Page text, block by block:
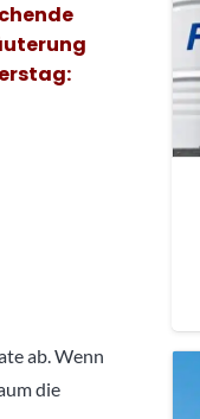
ab. Wenn
die